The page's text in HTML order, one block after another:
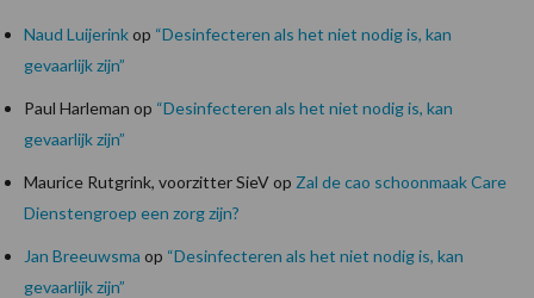
Naud Luijerinkop “Desinfecteren als het niet nodig is, kan
gevaarlijk zijn”
Paul Harleman op “Desinfecteren als het niet nodig is, kan
gevaarlijk zijn”
Maurice Rutgrink, voorzitter SieVop Zal de cao schoonmaak Care
Dienstengroep een zorg zijn?
Jan Breeuwsma op “Desinfecteren als het niet nodig is, kan
gevaarlijk zijn”